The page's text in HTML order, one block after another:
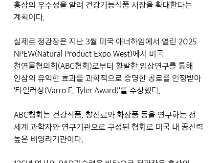
홍삼의 우수성을 알려 건강기능식품 시장을 확대한다는
계획이다.
실제로 정관장은 지난 3월 미국 애너하임에서 열린 2025
NPEW(Natural Product Expo West)에서 미국
천연물협의회(ABC협회)로부터 활발한 임상연구를 통해
인삼의 유익한 효과를 과학적으로 증명한 공로를 인정받아
'타일러상(Varro E. Tyler Award)'를 수상했다.
ABC협회는 건강식품, 향신료와 화장품 등을 연구하는 전
세계 과학자와 연구기관으로 구성된 협회로 미국 내 공신력
높은 비영리기관이다.